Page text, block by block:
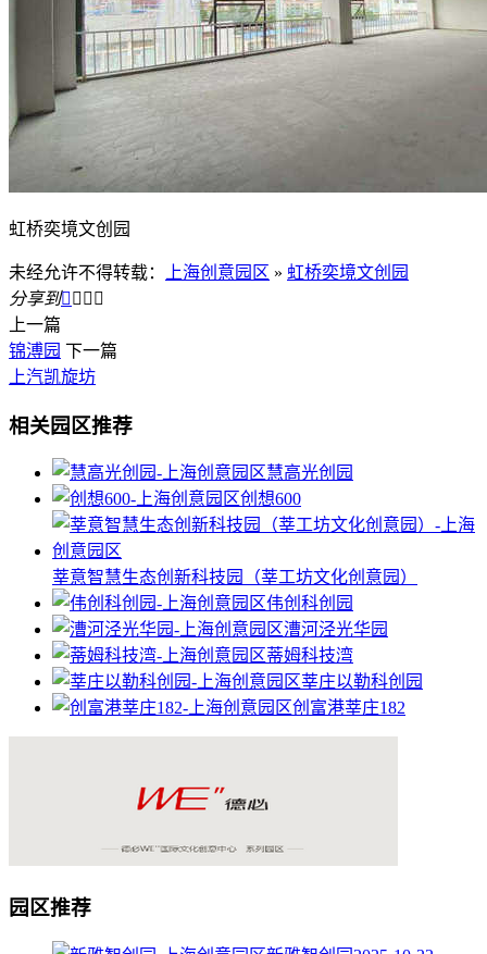
虹桥奕境文创园
未经允许不得转载： 上海创意园区 » 虹桥奕境文创园
分享到   
上一篇
锦溥园 下一篇
上汽凯旋坊
相关园区推荐
慧高光创园
创想600
莘意智慧生态创新科技园（莘工坊文化创意园）
伟创科创园
漕河泾光华园
蒂姆科技湾
莘庄以勒科创园
创富港莘庄182
园区推荐